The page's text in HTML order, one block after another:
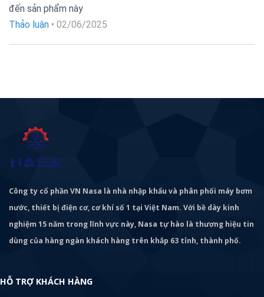
Được xếp
hạng
55
đến sản phẩm này
Thảo luận • 02/06/2025
Công ty cổ phần VN Nasa là nhà nhập khẩu và phân phối máy bơm
nước, thiết bị điện cơ, cơ khí số 1 tại Việt Nam. Với bề dày kinh
nghiệm 15 năm trong lĩnh vực này, Nasa tự hào là thương hiệu tin
dùng của hàng ngàn khách hàng trên khắp 63 tỉnh, thành phố.
HỖ TRỢ KHÁCH HÀNG